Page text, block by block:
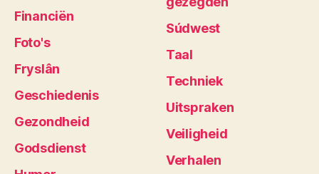
Financiën
Foto's
Fryslân
Geschiedenis
Gezondheid
Godsdienst
Súdwest
Taal
Techniek
Uitspraken
Veiligheid
Verhalen